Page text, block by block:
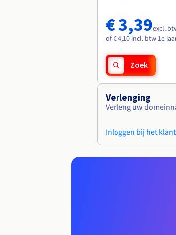
€ 3,39excl.
of € 4,10 incl. btw 1e
Zoek
Verlenging
Verleng uw
Inloggen bij het